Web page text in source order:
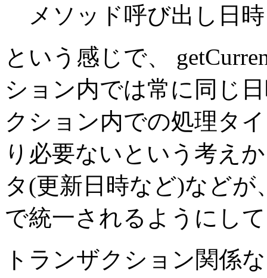
メソッド呼び出し日
という感じで、
ション内では常に同じ
クション内での処理タ
り必要ないという考え
タ(更新日時など)など
で統一されるようにし
トランザクション関係